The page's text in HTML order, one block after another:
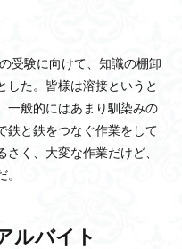
受験に向けて、知識の棚卸
した。皆様は溶接というと
一般的にはあまり馴染みの
鉄と鉄をつなぐ作業をして
く、大変な作業だけど、
ルバイト